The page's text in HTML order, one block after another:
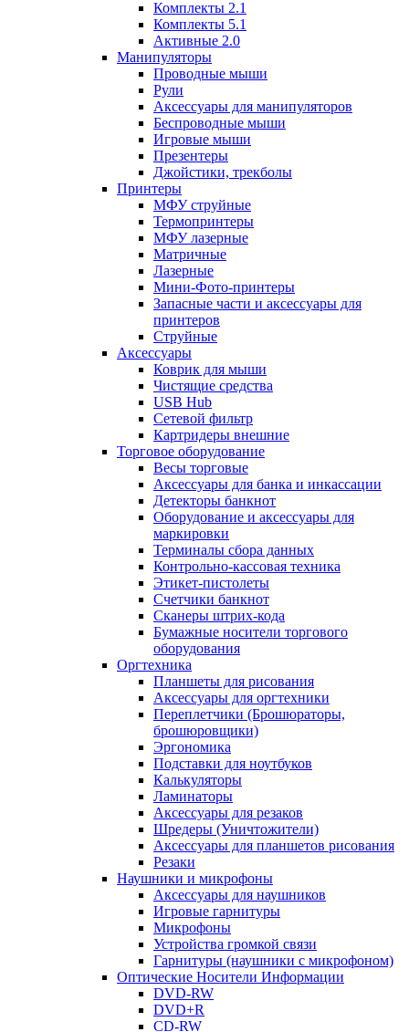
Комплекты 2.1
Комплекты 5.1
Активные 2.0
Манипуляторы
Проводные мыши
Рули
Аксессуары для манипуляторов
Беспроводные мыши
Игровые мыши
Презентеры
Джойстики, трекболы
Принтеры
МФУ струйные
Термопринтеры
МФУ лазерные
Матричные
Лазерные
Мини-Фото-принтеры
Запасные части и аксессуары для
принтеров
Струйные
Аксессуары
Коврик для мыши
Чистящие средства
USB Hub
Сетевой фильтр
Картридеры внешние
Торговое оборудование
Весы торговые
Аксессуары для банка и инкассации
Детекторы банкнот
Оборудование и аксессуары для
маркировки
Терминалы сбора данных
Контрольно-кассовая техника
Этикет-пистолеты
Счетчики банкнот
Сканеры штрих-кода
Бумажные носители торгового
оборудования
Оргтехника
Планшеты для рисования
Аксессуары для оргтехники
Переплетчики (Брошюраторы,
брошюровщики)
Эргономика
Подставки для ноутбуков
Калькуляторы
Ламинаторы
Аксессуары для резаков
Шредеры (Уничтожители)
Аксессуары для планшетов рисования
Резаки
Наушники и микрофоны
Аксессуары для наушников
Игровые гарнитуры
Микрофоны
Устройства громкой связи
Гарнитуры (наушники с микрофоном)
Оптические Носители Информации
DVD-RW
DVD+R
CD-RW